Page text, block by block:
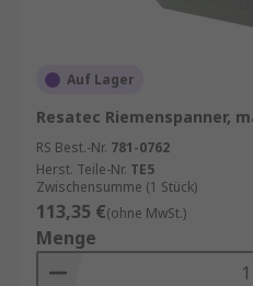
Auf Lager
Resatec Riemenspanner,
RS Best.-Nr. 781-0762
Herst. Teile-Nr. TE5
Zwischensumme (1 Stück)
113,35 €(ohne MwSt.)
Menge